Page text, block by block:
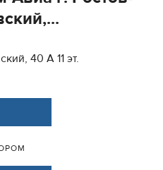
40 А 11 эт.